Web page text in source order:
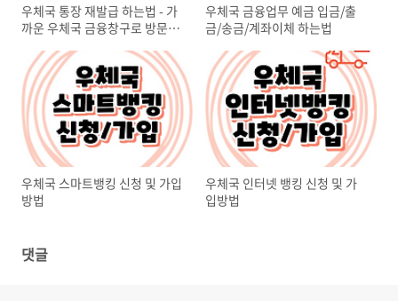
우체국 통장 재발급 하는법 - 가
까운 우체국 금융창구로 방문하
우체국 금융업무 예금 입금/출
금/송금/계좌이체 하는법
우체국 스마트뱅킹 신청 및 가입
방법
우체국 인터넷 뱅킹 신청 및 가
입방법
댓글